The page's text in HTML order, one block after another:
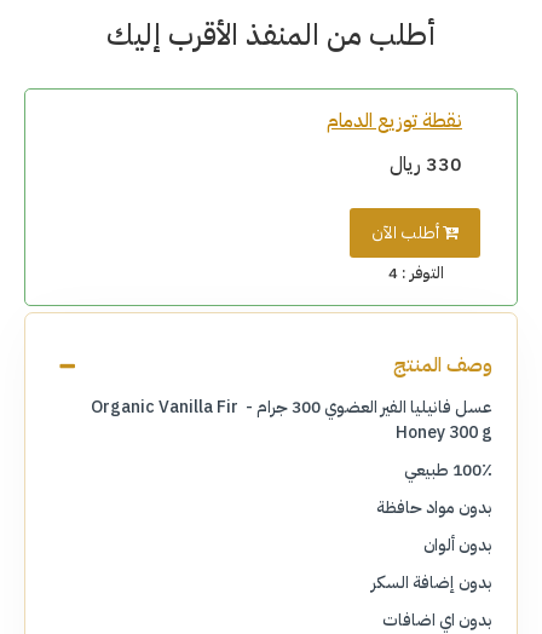
أطلب من المنفذ الأقرب إليك
نقطة توزيع الدمام
330 ريال
التوفر : 4
وصف المنتج
عسل فانيليا الفير العضوي 300 جرام - Organic Vanilla Fir
Honey 300 g
100٪ طبيعي
بدون مواد حافظة
بدون ألوان
بدون إضافة السكر
بدون اي اضافات